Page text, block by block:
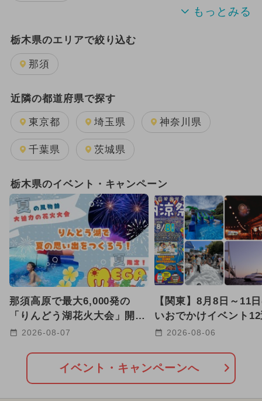
アスレチック
室内遊園地(屋内遊園地)
公園 電車・鉄道
栃木県のエリアで絞り込む
那須
近隣の都道府県で探す
東京都 埼玉県 神奈川県
千葉県 茨城県
栃木県のイベント・キャンペーン
那須高原で最大6,000発の
「りんどう湖花火大会」開
催 スカイランタンの特別演
2026-08-07
【関東】8月8日～11
いおでかけイベント
遊び・氷・花火・ク
2026-08-06
イベント・キャンペーンへ